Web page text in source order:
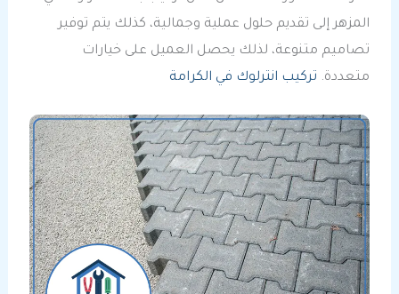
المزهر إلى تقديم حلول عملية وجمالية، كذلك يتم توفير
تصاميم متنوعة، لذلك يحصل العميل على خيارات
متعددة. تركيب انترلوك في الكرامة